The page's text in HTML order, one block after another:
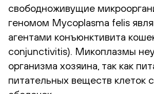
свободноживущие
геномом Mycoplasma felis
агентами конъюнктивита
conjunctivitis). Микоплазмы
организма хозяина, так как
питательных веществ клеток